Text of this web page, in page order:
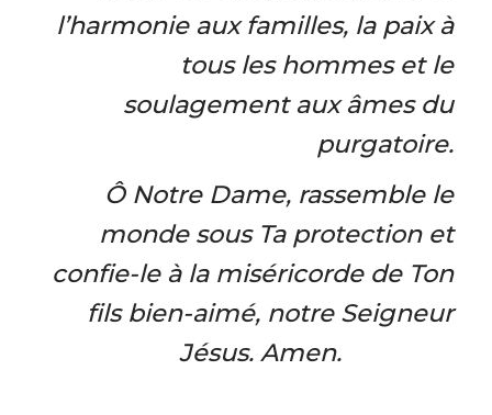
l’harmonie aux familles, la paix à
tous les hommes et le
soulagement aux âmes du
purgatoire.
Ô Notre Dame, rassemble le
monde sous Ta protection et
confie-le à la miséricorde de Ton
fils bien-aimé, notre Seigneur
Jésus. Amen.